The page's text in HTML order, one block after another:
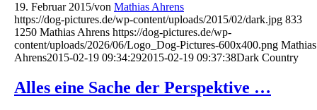
19. Februar 2015/von Mathias Ahrens
https://dog-pictures.de/wp-content/uploads/2015/02/dark.jpg 833
1250 Mathias Ahrens https://dog-pictures.de/wp-
content/uploads/2026/06/Logo_Dog-Pictures-600x400.png Mathias
Ahrens2015-02-19 09:34:292015-02-19 09:37:38Dark Country
Alles eine Sache der Perspektive …